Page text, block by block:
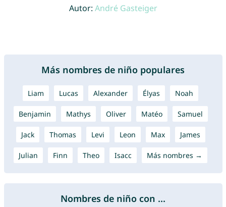
Autor: André Gasteiger
Más nombres de niño populares
Liam Lucas Alexander Élyas Noah
Benjamin Mathys Oliver Matéo Samuel
Jack Thomas Levi Leon Max James
Julian Finn Theo Isacc Más nombres →
Nombres de niño con ...